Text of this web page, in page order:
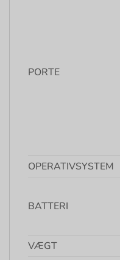
PORTE
OPERATIVSYSTEM
BATTERI
VÆGT